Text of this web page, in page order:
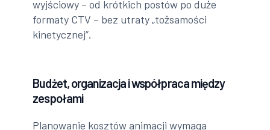
wyjściowy – od krótkich postów po duże
formaty CTV – bez utraty „tożsamości
kinetycznej”.
Budżet, organizacja i współpraca między
zespołami
Planowanie kosztów animacji wymaga